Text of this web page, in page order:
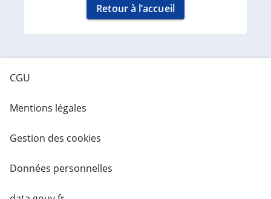
Retour à l’accueil
CGU
Mentions légales
Gestion des cookies
Données personnelles